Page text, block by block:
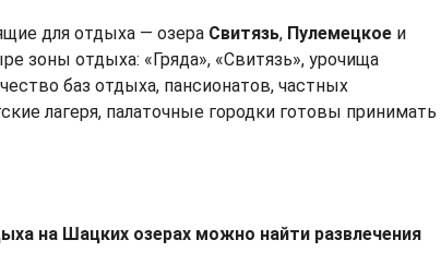
для отдыха — озера Свитязь, Пулемецкое и
зоны отдыха: «Гряда», «Свитязь», урочища
баз отдыха, пансионатов, частных
лагеря, палаточные городки готовы принимать
на Шацких озерах можно найти развлечения